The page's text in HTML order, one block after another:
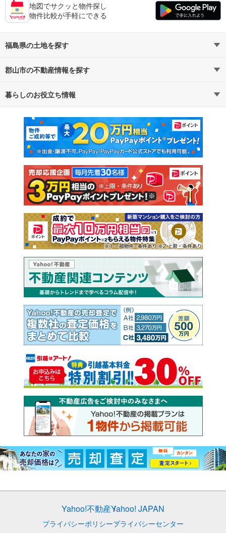
地図でサクッと物件探し
物件比較が手軽にできる
福島県の土地を探す
路線・駅から探す
通勤・通学時間から探す
郡山市の不動産情報を探す
不動産・住宅
新築マンション 中古マンション
新築一戸建て 中古一戸建て
注文住宅 土地
売却査定
暮らしのお役立ち情報
マンションカタログ 教えて！住まいの先生
Yahoo!不動産Yahoo! JAPAN
プライバシーポリシープライバシーセンター